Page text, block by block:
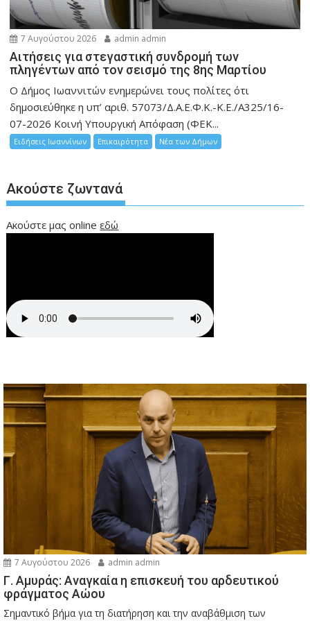
7 Αυγούστου 2026 admin admin
Αιτήσεις για στεγαστική συνδρομή των
πληγέντων από τον σεισμό της 8ης Μαρτίου
Ο Δήμος Ιωαννιτών ενημερώνει τους πολίτες ότι
δημοσιεύθηκε η υπ’ αριθ. 57073/Δ.Α.Ε.Φ.Κ.-Κ.Ε./Α325/16-
07-2026 Κοινή Υπουργική Απόφαση (ΦΕΚ...
Ειδήσεις Ιωαννίνων Επικαιρότητα Νέα των Δήμων
Ακούστε ζωντανά
Ακούστε μας onlineεδώ
7 Αυγούστου 2026 admin admin
Γ. Αμυράς: Αναγκαία η επισκευή του αρδευτικού
φράγματος Αώου
Σημαντικό βήμα για τη διατήρηση και την αναβάθμιση των